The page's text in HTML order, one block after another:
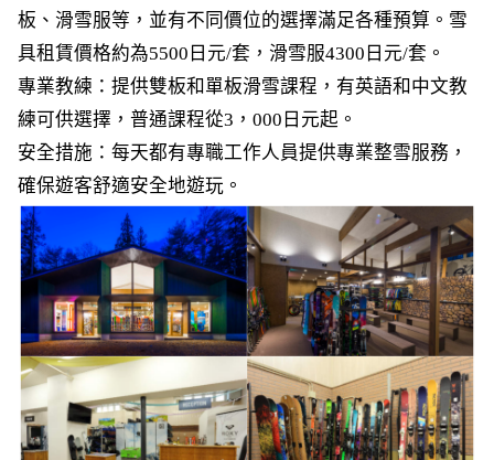
板、滑雪服等，並有不同價位的選擇滿足各種預算。雪
具租賃價格約為5500日元/套，滑雪服4300日元/套。
專業教練：提供雙板和單板滑雪課程，有英語和中文教
練可供選擇，普通課程從3，000日元起。
安全措施：每天都有專職工作人員提供專業整雪服務，
確保遊客舒適安全地遊玩。